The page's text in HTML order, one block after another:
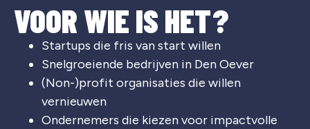
VOOR WIE IS HET?
Startups die fris van start willen
Snelgroeiende bedrijven in Den Oever
(Non-)profit organisaties die willen
vernieuwen
Ondernemers die kiezen voor impactvolle